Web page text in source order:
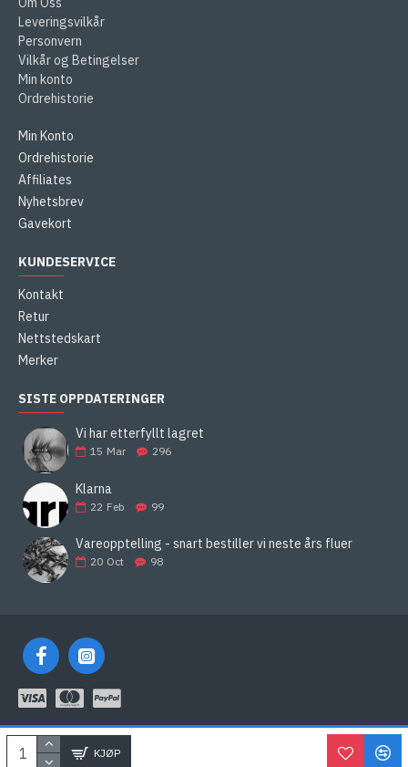
KJØP
Leveringsvilkår
Personvern
Vilkår og Betingelser
Min konto
Ordrehistorie
Min Konto
Ordrehistorie
Affiliates
Nyhetsbrev
Gavekort
KUNDESERVICE
Kontakt
Retur
Nettstedskart
Merker
SISTE OPPDATERINGER
Vi har etterfyllt lagret
15 Mar 296
Klarna
22 Feb 99
Vareopptelling - snart bestiller vi neste års fluer
20 Oct 98
KLARNA